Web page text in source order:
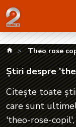
Știri despre 'theo-
kanald.ro
Theo rose
Știri despre
Citește toate
care sunt
'theo-rose-